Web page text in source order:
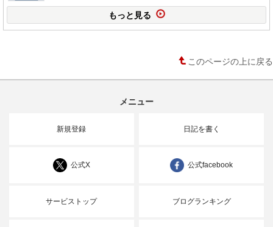
もっと見る
このページの上に戻る
メニュー
新規登録 日記を書く
公式X 公式facebook
サービストップ ブログランキング